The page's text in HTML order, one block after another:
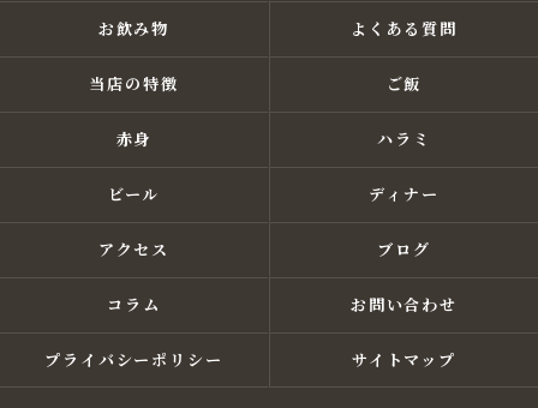
お飲み物 よくある質問
当店の特徴 ご飯
赤身 ハラミ
ビール ディナー
アクセス ブログ
コラム お問い合わせ
プライバシーポリシー サイトマップ